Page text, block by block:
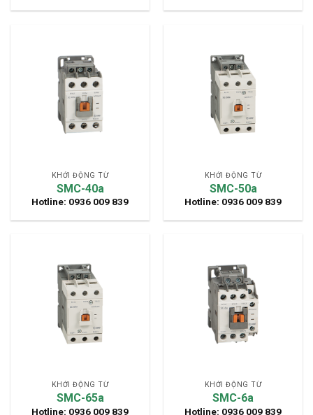
KHỞI ĐỘNG TỪ
SMC-40a
Hotline: 0936 009 839
KHỞI ĐỘNG TỪ
SMC-50a
Hotline: 0936 009 839
KHỞI ĐỘNG TỪ
SMC-65a
Hotline: 0936 009 839
KHỞI ĐỘNG TỪ
SMC-6a
Hotline: 0936 009 839